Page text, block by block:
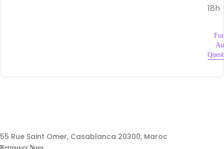
18h
55 Rue Saint Omer, Casablanca 20300, Maroc
Retrouvez Nous